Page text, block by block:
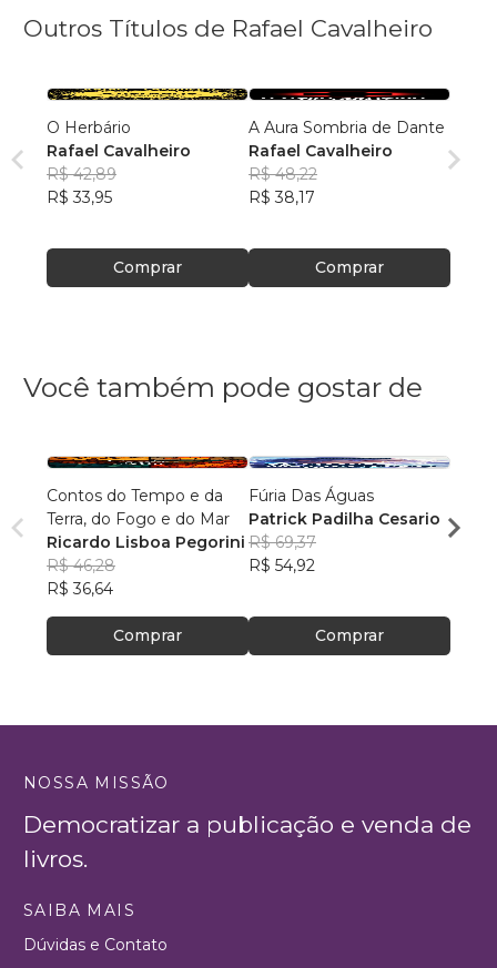
Outros Títulos de Rafael Cavalheiro
O Herbário
Rafael Cavalheiro
R$ 42,89
R$ 33,95
Comprar
A Aura Sombria de Dante
Rafael Cavalheiro
R$ 48,22
R$ 38,17
Comprar
Você também pode gostar de
Contos do Tempo e da
Terra, do Fogo e do Mar
Ricardo Lisboa Pegorini
R$ 46,28
R$ 36,64
Comprar
Fúria Das Águas
Patrick Padilha Cesario
R$ 69,37
R$ 54,92
Comprar
R$
NOSSA MISSÃO
Democratizar a publicação e venda de
livros.
SAIBA MAIS
Dúvidas e Contato